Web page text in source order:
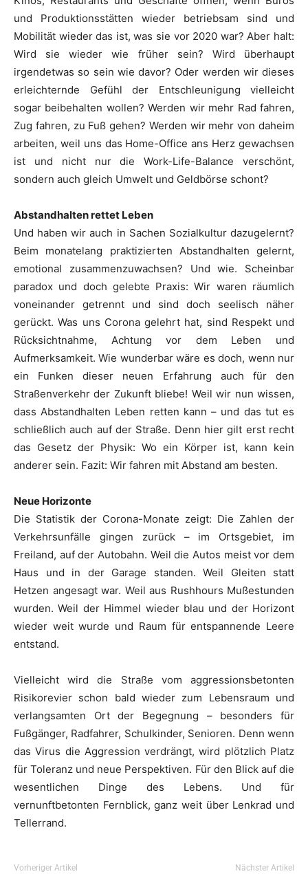
und Produktionsstätten wieder betriebsam sind und
Mobilität wieder das ist, was sie vor 2020 war? Aber halt:
Wird sie wieder wie früher sein? Wird überhaupt
irgendetwas so sein wie davor? Oder werden wir dieses
erleichternde Gefühl der Entschleunigung vielleicht
sogar beibehalten wollen? Werden wir mehr Rad fahren,
Zug fahren, zu Fuß gehen? Werden wir mehr von daheim
arbeiten, weil uns das Home-Office ans Herz gewachsen
ist und nicht nur die Work-Life-Balance verschönt,
sondern auch gleich Umwelt und Geldbörse schont?
Abstandhalten rettet Leben
Und haben wir auch in Sachen Sozialkultur dazugelernt?
Beim monatelang praktizierten Abstandhalten gelernt,
emotional zusammenzuwachsen? Und wie. Scheinbar
paradox und doch gelebte Praxis: Wir waren räumlich
voneinander getrennt und sind doch seelisch näher
gerückt. Was uns Corona gelehrt hat, sind Respekt und
Rücksichtnahme, Achtung vor dem Leben und
Aufmerksamkeit. Wie wunderbar wäre es doch, wenn nur
ein Funken dieser neuen Erfahrung auch für den
Straßenverkehr der Zukunft bliebe! Weil wir nun wissen,
dass Abstandhalten Leben retten kann – und das tut es
schließlich auch auf der Straße. Denn hier gilt erst recht
das Gesetz der Physik: Wo ein Körper ist, kann kein
anderer sein. Fazit: Wir fahren mit Abstand am besten.
Neue Horizonte
Die Statistik der Corona-Monate zeigt: Die Zahlen der
Verkehrsunfälle gingen zurück – im Ortsgebiet, im
Freiland, auf der Autobahn. Weil die Autos meist vor dem
Haus und in der Garage standen. Weil Gleiten statt
Hetzen angesagt war. Weil aus Rushhours Mußestunden
wurden. Weil der Himmel wieder blau und der Horizont
wieder weit wurde und Raum für entspannende Leere
entstand.
Vielleicht wird die Straße vom aggressionsbetonten
Risikorevier schon bald wieder zum Lebensraum und
verlangsamten Ort der Begegnung – besonders für
Fußgänger, Radfahrer, Schulkinder, Senioren. Denn wenn
das Virus die Aggression verdrängt, wird plötzlich Platz
für Toleranz und neue Perspektiven. Für den Blick auf die
wesentlichen Dinge des Lebens. Und für
vernunftbetonten Fernblick, ganz weit über Lenkrad und
Tellerrand.
Vorheriger Artikel Nächster Artikel